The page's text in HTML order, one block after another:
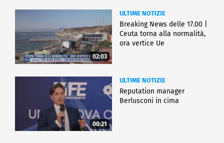
02:03
ULTIME NOTIZIE
Breaking News delle 17.00 |
Ceuta torna alla normalità,
ora vertice Ue
00:21
ULTIME NOTIZIE
Reputation manager
Berlusconi in cima